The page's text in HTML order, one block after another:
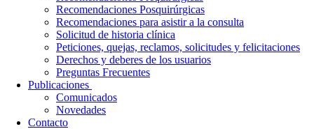
Recomendaciones Posquirúrgicas
Recomendaciones para asistir a la consulta
Solicitud de historia clínica
Peticiones, quejas, reclamos, solicitudes y felicitaciones
Derechos y deberes de los usuarios
Preguntas Frecuentes
Publicaciones
Comunicados
Novedades
Contacto